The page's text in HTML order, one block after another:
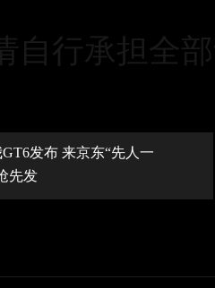
自行承担全
发布 来京东“先人一
先发